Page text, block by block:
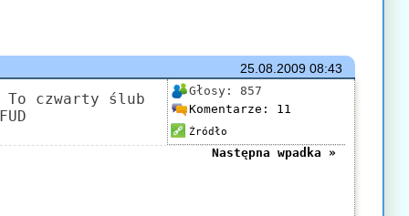
25.08.200908:43
Głosy: 857
Komentarze: 11
Źródło
To czwarty ślub
Następna wpadka »